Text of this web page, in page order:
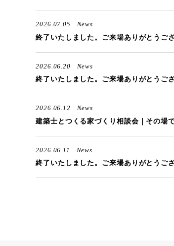
2026.07.05 News
終了いたしました。ご来場ありがとうご
2026.06.20 News
終了いたしました。ご来場ありがとうご
2026.06.12 News
建築士とつくる家づくり相
2026.06.11 News
終了いたしました。ご来場ありがとうご